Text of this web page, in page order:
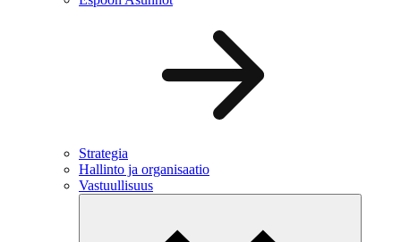
Strategia
Hallinto ja organisaatio
Vastuullisuus